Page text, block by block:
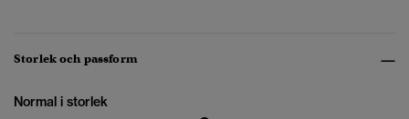
Storlek och passform
Normal i storlek